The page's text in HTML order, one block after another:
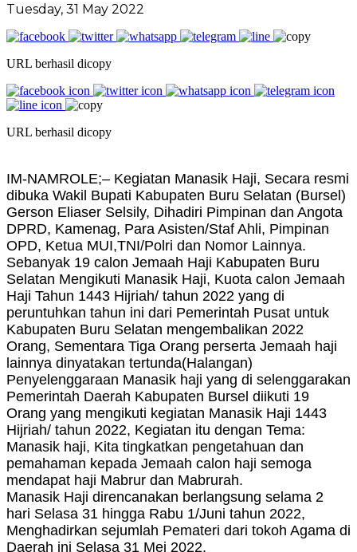
Tuesday, 31 May 2022
URL berhasil dicopy
URL berhasil dicopy
IM-NAMROLE;– Kegiatan Manasik Haji, Secara resmi
dibuka Wakil Bupati Kabupaten Buru Selatan (Bursel)
Gerson Eliaser Selsily, Dihadiri Pimpinan dan Angota
DPRD, Kamenag, Para Asisten/Staf Ahli, Pimpinan
OPD, Ketua MUI,TNI/Polri dan Nomor Lainnya.
Sebanyak 19 calon Jemaah Haji Kabupaten Buru
Selatan Mengikuti Manasik Haji, Kuota calon Jemaah
Haji Tahun 1443 Hijriah/ tahun 2022 yang di
peruntuhkan tahun ini dari Pemerintah Pusat untuk
Kabupaten Buru Selatan mengembalikan 2022
Orang, Sementara Tiga Orang perserta Jemaah haji
lainnya dinyatakan tertunda(Halangan)
Penyelenggaraan Manasik haji yang di selenggarakan
Pemerintah Daerah Kabupaten Bursel diikuti 19
Orang yang mengikuti kegiatan Manasik Haji 1443
Hijriah/ tahun 2022, Kegiatan itu dengan Tema:
Manasik haji, Kita tingkatkan pengetahuan dan
pemahaman kepada Jemaah calon haji semoga
mendapat haji Mabrur dan Mabrurah.
Manasik Haji direncanakan berlangsung selama 2
hari Selasa 31 hingga Rabu 1/Juni tahun 2022,
Menghadirkan sejumlah Pemateri dari tokoh Agama di
Daerah ini Selasa 31 Mei 2022.